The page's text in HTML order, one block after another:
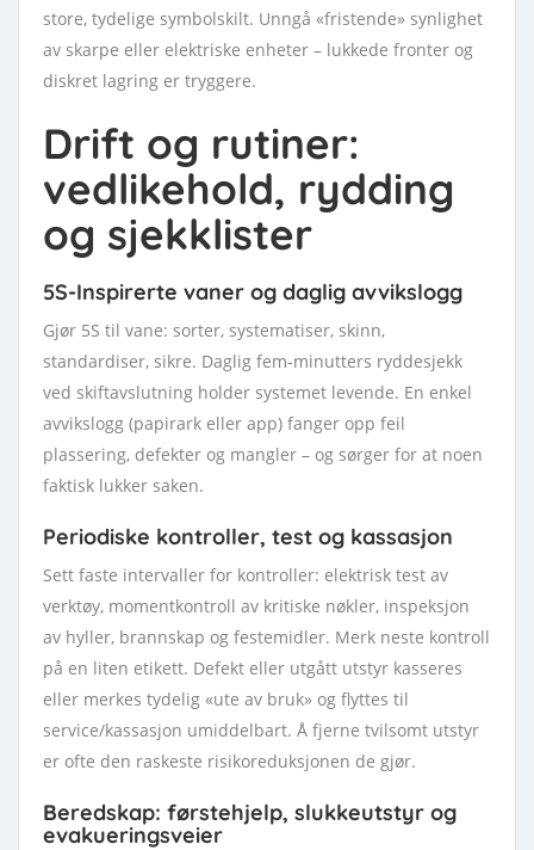
store, tydelige symbolskilt. Unngå «fristende» synlighet
av skarpe eller elektriske enheter – lukkede fronter og
diskret lagring er tryggere.
Drift og rutiner:
vedlikehold, rydding
og sjekklister
5S-Inspirerte vaner og daglig avvikslogg
Gjør 5S til vane: sorter, systematiser, skinn,
standardiser, sikre. Daglig fem-minutters ryddesjekk
ved skiftavslutning holder systemet levende. En enkel
avvikslogg (papirark eller app) fanger opp feil
plassering, defekter og mangler – og sørger for at noen
faktisk lukker saken.
Periodiske kontroller, test og kassasjon
Sett faste intervaller for kontroller: elektrisk test av
verktøy, momentkontroll av kritiske nøkler, inspeksjon
av hyller, brannskap og festemidler. Merk neste kontroll
på en liten etikett. Defekt eller utgått utstyr kasseres
eller merkes tydelig «ute av bruk» og flyttes til
service/kassasjon umiddelbart. Å fjerne tvilsomt utstyr
er ofte den raskeste risikoreduksjonen de gjør.
Beredskap: førstehjelp, slukkeutstyr og
evakueringsveier